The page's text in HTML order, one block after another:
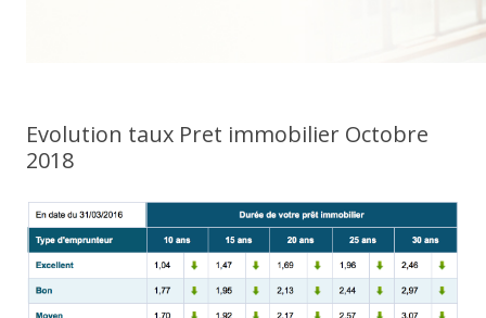
Evolution taux Pret immobilier Octobre
2018